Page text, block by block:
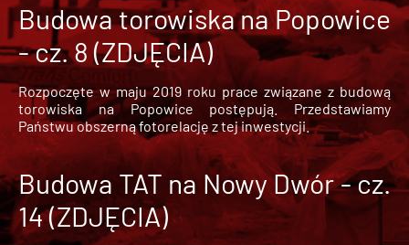
Budowa torowiska na Popowice
- cz. 8 (ZDJĘCIA)
Rozpoczęte w maju 2019 roku prace związane z budową
torowiska na Popowice
postępują. Przedstawiamy
Państwu obszerną fotorelację z tej inwestycji.
Budowa TAT na Nowy Dwór - cz.
14 (ZDJĘCIA)